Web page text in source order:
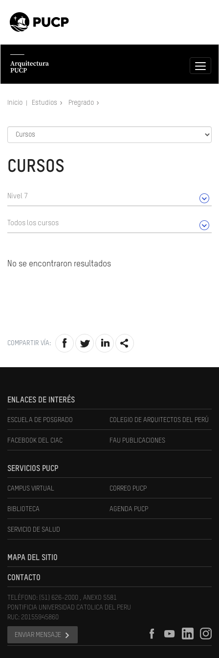
Inicio Estudios Pregrado
CURSOS
Nivel 7
Todos los cursos
No se encontraron resultados
COMPARTIR VÍA:
ENLACES DE INTERÉS
ESCUELA DE POSGRADO COLEGIO DE ARQUITECTOS DEL PERÚ
FACEBOOK DEL CIAC FAU PUBLICACIONES
SERVICIOS PUCP
CAMPUS VIRTUAL CORREO PUCP
BIBLIOTECA AGENDA PUCP
SERVICIO DE SALUD
MAPA DEL SITIO
CONTACTO
TELÉFONO: (51) 626-2000 , ANEXO 5581
PONTIFICIA UNIVERSIDAD CATOLICA DEL PERU
RUC: 20155945860
ENVIAR MENSAJE